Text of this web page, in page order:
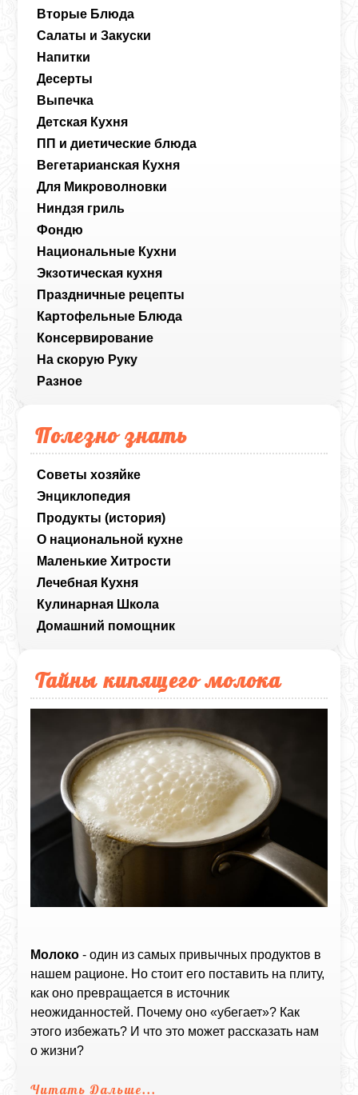
Вторые Блюда
Салаты и Закуски
Напитки
Десерты
Выпечка
Детская Кухня
ПП и диетические блюда
Вегетарианская Кухня
Для Микроволновки
Ниндзя гриль
Фондю
Национальные Кухни
Экзотическая кухня
Праздничные рецепты
Картофельные Блюда
Консервирование
На скорую Руку
Разное
Полезно знать
Советы хозяйке
Энциклопедия
Продукты (история)
О национальной кухне
Маленькие Хитрости
Лечебная Кухня
Кулинарная Школа
Домашний помощник
Тайны кипящего молока
Молоко - один из самых привычных продуктов в
нашем рационе. Но стоит его поставить на плиту,
как оно превращается в источник
неожиданностей. Почему оно «убегает»? Как
этого избежать? И что это может рассказать нам
о жизни?
Читать Дальше...